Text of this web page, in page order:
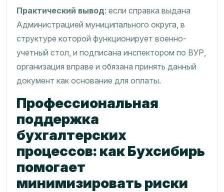
Практический вывод: если справка выдана
Администрацией муниципального округа, в
структуре которой функционирует военно-
учетный стол, и подписана инспектором по ВУР,
организация вправе и обязана принять данный
документ как основание для оплаты.
Профессиональная
поддержка
бухгалтерских
процессов: как Бухсибирь
помогает
минимизировать риски